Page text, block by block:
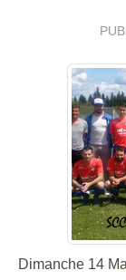
Dimanche 14